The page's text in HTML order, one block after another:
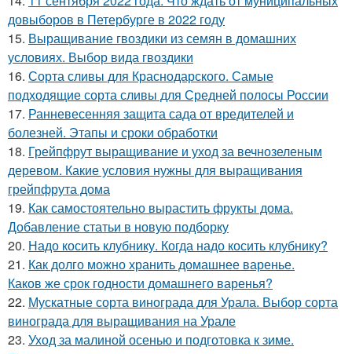
довыборов в Петербурге в 2022 году
15. Выращивание гвоздики из семян в домашних
условиях. Выбор вида гвоздики
16. Сорта сливы для Краснодарского. Самые
подходящие сорта сливы для Средней полосы России
17. Ранневесенняя защита сада от вредителей и
болезней. Этапы и сроки обработки
18. Грейпфрут выращивание и уход за вечнозеленым
деревом. Какие условия нужны для выращивания
грейпфрута дома
19. Как самостоятельно вырастить фрукты дома.
Добавление статьи в новую подборку
20. Надо косить клубнику. Когда надо косить клубнику?
21. Как долго можно хранить домашнее варенье.
Каков же срок годности домашнего варенья?
22. Мускатные сорта винограда для Урала. Выбор сорта
винограда для выращивания на Урале
23. Уход за малиной осенью и подготовка к зиме.